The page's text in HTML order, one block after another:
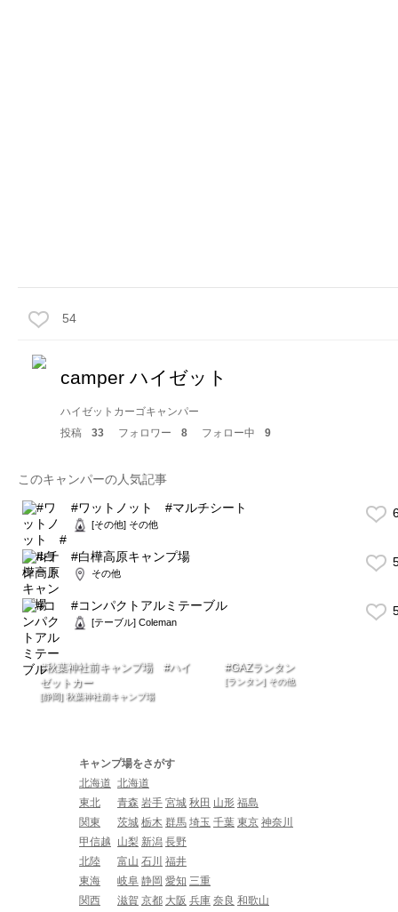
54
camper ハイゼット
ハイゼットカーゴキャンパー
投稿
33 フォロワー 8 フォロー中 9
このキャンパーの人気記事
#ワットノット #マルチシート
[その他] その他
#白樺高原キャンプ場
その他
#コンパクトアルミテーブル
[テーブル] Coleman
#秋葉神社前キャンプ場 #ハイ
ゼットカー
[静岡] 秋葉神社前キャンプ場
#GAZランタン
[ランタン] その他
キャンプ場をさがす
北海道 北海道
東北
青森 岩手 宮城 秋田 山形 福島
関東
茨城 栃木 群馬 埼玉 千葉 東京 神奈川
甲信越
山梨 新潟 長野
北陸
富山 石川 福井
東海
岐阜 静岡 愛知 三重
関西
滋賀 京都 大阪 兵庫 奈良 和歌山